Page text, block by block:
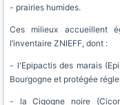
- prairies humides.
Ces milieux accueillent
l’inventaire ZNIEFF, dont :
- l'Epipactis des marais
Bourgogne et protégée
- la Cigogne noire